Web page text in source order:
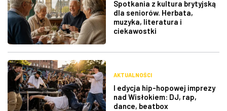
Spotkania z kultura brytyjską
dla seniorów. Herbata,
muzyka, literatura i
ciekawostki
AKTUALNOŚCI
I edycja hip-hopowej imprezy
nad Wisłokiem: DJ, rap,
dance, beatbox